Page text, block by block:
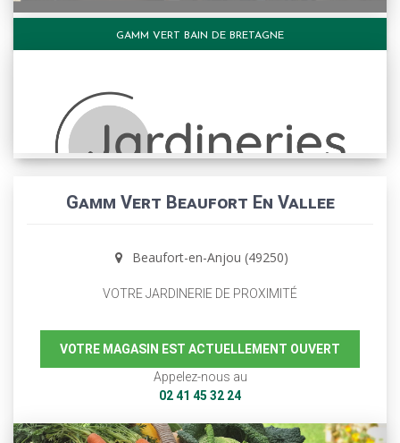
GAMM VERT BAIN DE BRETAGNE
Gamm Vert Beaufort En Vallee
Beaufort-en-Anjou (49250)
VOTRE JARDINERIE DE PROXIMITÉ
VOTRE MAGASIN EST ACTUELLEMENT OUVERT
Appelez-nous au
02 41 45 32 24